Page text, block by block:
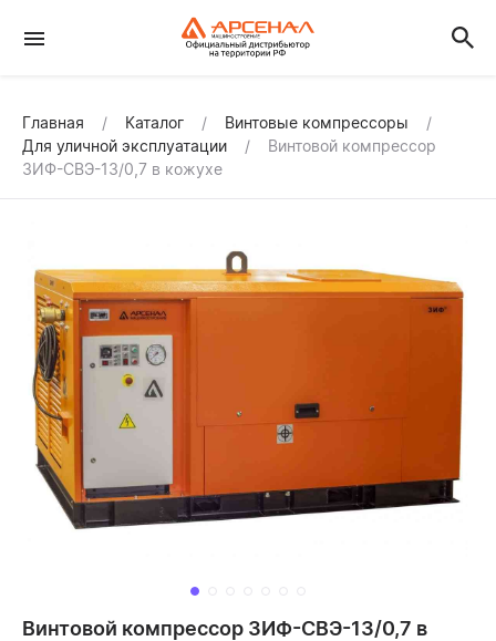
Главная Каталог
Винтовые компрессоры
Для уличной эксплуатации
Винтовой компрессор
ЗИФ-СВЭ-13/0,7 в кожухе
Винтовой компрессор ЗИФ-СВЭ-13/0,7 в